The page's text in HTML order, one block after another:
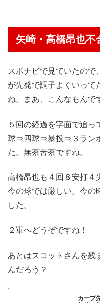
矢崎・高橋昂也不
スポナビで見ていたので
が先発で調子よくいって
ね。まあ、こんなもんで
５回の経過を字面で追
球⇒四球⇒暴投⇒３ラン
た。無茶苦茶ですね。
高橋昂也も４回８安打４
今の球では厳しい。今の
した。
２軍へどうぞですね！
あとはスコットさんを
んだろう？
カープ